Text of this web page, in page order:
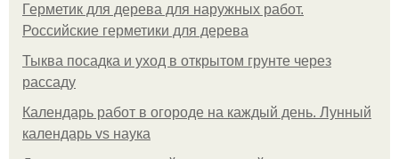
Герметик для дерева для наружных работ.
Российские герметики для дерева
Тыква посадка и уход в открытом грунте через
рассаду
Календарь работ в огороде на каждый день. Лунный
календарь vs наука